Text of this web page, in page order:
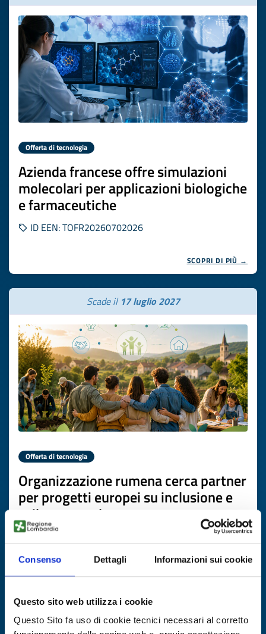
Consenso Dettagli Informazioni sui cookie
Questo sito web utilizza i cookie
Questo Sito fa uso di cookie tecnici necessari al corretto
Offerta di tecnologia
Azienda francese offre simulazioni
molecolari per applicazioni biologiche
e farmaceutiche
ID EEN: TOFR20260702026
SCOPRI DI PIÙ →
Scade il 17 luglio 2027
Offerta di tecnologia
Organizzazione rumena cerca partner
per progetti europei su inclusione e
sviluppo rurale
ID EEN: TORO20260706008